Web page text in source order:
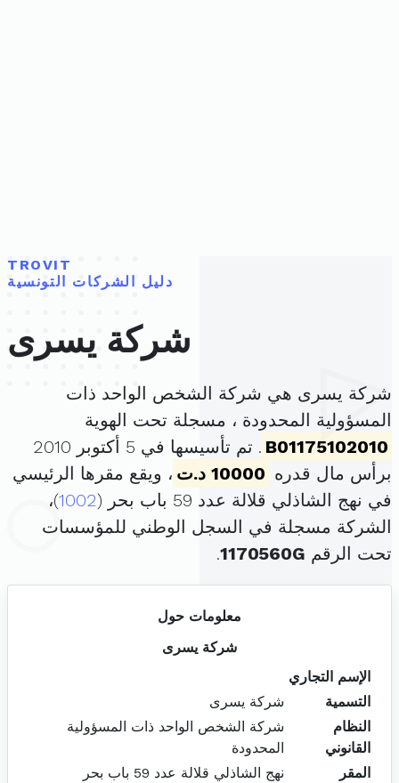
TROVIT
دليل الشركات التونسية
شركة يسرى
شركة يسرى هي شركة الشخص الواحد ذات
المسؤولية المحدودة ، مسجلة تحت الهوية
B01175102010
. تم تأسيسها في 5 أكتوبر 2010
برأس مال قدره 10000 د.ت
، ويقع مقرها الرئيسي
في نهج الشاذلي قلالة عدد 59 باب بحر (
1002)،
الشركة مسجلة في السجل الوطني للمؤسسات
تحت الرقم 1170560G
.
معلومات حول
شركة يسرى
الإسم التجاري
التسمية
شركة يسرى
النظام
القانوني
شركة الشخص الواحد ذات المسؤولية
المحدودة
المقر
نهج الشاذلي قلالة عدد 59 باب بحر